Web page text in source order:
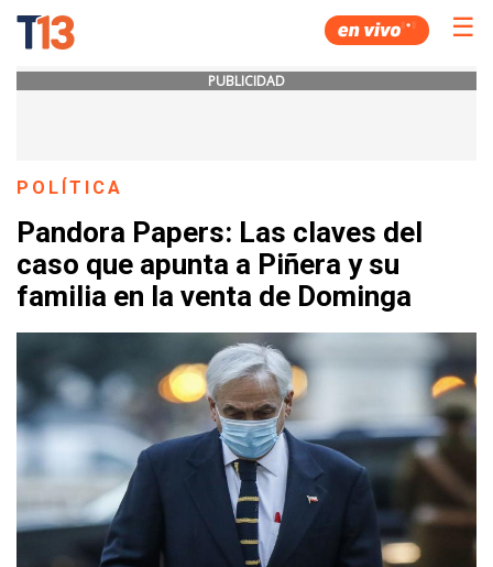
☰
PUBLICIDAD
POLÍTICA
Pandora Papers: Las claves del
caso que apunta a Piñera y su
familia en la venta de Dominga